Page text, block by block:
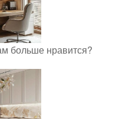
больше нравится?